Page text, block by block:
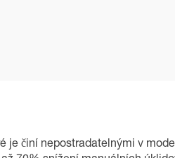
činí nepostradatelnými v